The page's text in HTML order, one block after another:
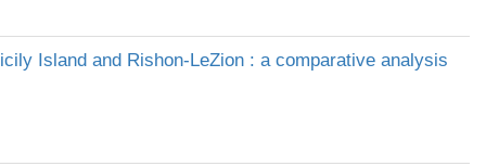
Island and Rishon-LeZion : a comparative analysis